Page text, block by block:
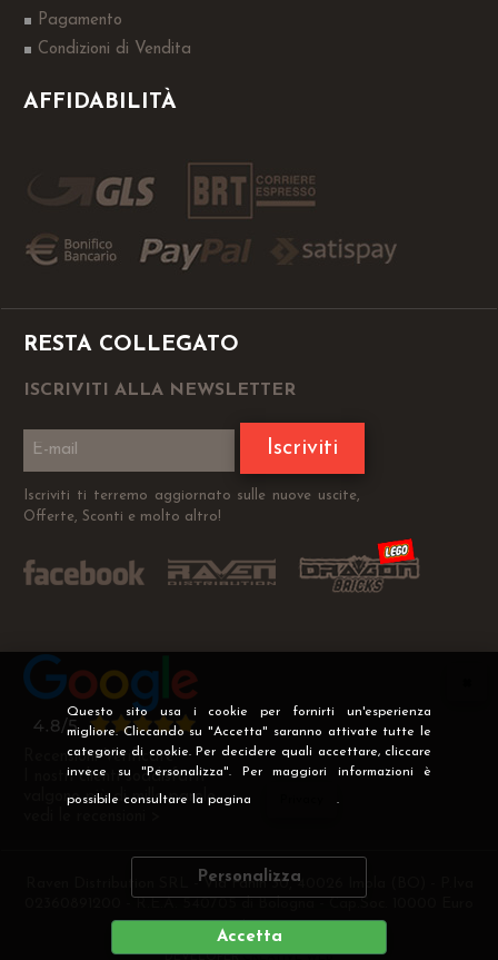
Questo sito usa i cookie per fornirti un'esperienza
migliore. Cliccando su "Accetta" saranno attivate tutte le
categorie di cookie. Per decidere quali accettare, cliccare
invece su "Personalizza". Per maggiori informazioni è
possibile consultare la pagina .
Personalizza
Accetta
Pagamento
Condizioni di Vendita
AFFIDABILITÀ
RESTA COLLEGATO
ISCRIVITI ALLA NEWSLETTER
Iscriviti
Iscriviti ti terremo aggiornato sulle nuove uscite,
Offerte, Sconti e molto altro!
Recensioni Verificate
I nostri clienti soddisfatti
valgono più di mille parole
Raven Distribution SRL - Via Fanin 30, 40026 Imola (BO) - P.Iva
i.v
DEVELOPERCREATIVE WEB